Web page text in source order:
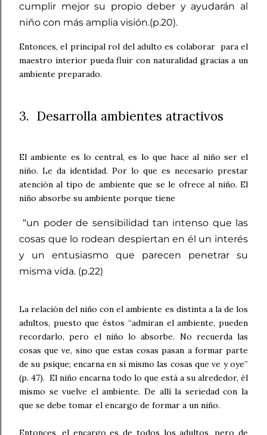
cumplir mejor su propio deber y ayudarán al
niño con más amplia visión.(p.20).
Entonces, el principal rol del adulto es colaborar para el
maestro interior pueda fluir con naturalidad gracias a un
ambiente preparado.
3. Desarrolla ambientes atractivos
El ambiente es lo central, es lo que hace al niño ser el
niño. Le da identidad. Por lo que es necesario prestar
atención al tipo de ambiente que se le ofrece al niño. El
niño absorbe su ambiente porque tiene
“un poder de sensibilidad tan intenso que las
cosas que lo rodean despiertan en él un interés
y un entusiasmo que parecen penetrar su
misma vida. (p.22)
La relación del niño con el ambiente es distinta a la de los
adultos, puesto que éstos “admiran el ambiente, pueden
recordarlo, pero el niño lo absorbe. No recuerda las
cosas que ve, sino que estas cosas pasan a formar parte
de su psique; encarna en sí mismo las cosas que ve y oye”
(p. 47). El niño encarna todo lo que está a su alrededor, él
mismo se vuelve el ambiente. De allí la seriedad con la
que se debe tomar el encargo de formar a un niño.
Entonces, el encargo es de todos los adultos, pero de